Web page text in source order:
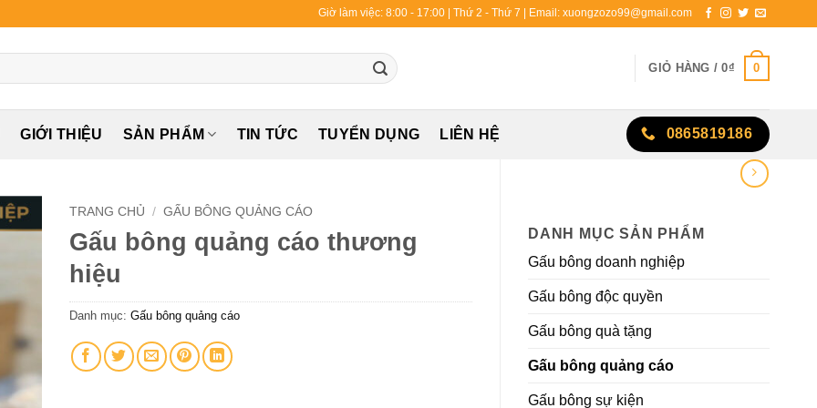
Giờ làm việc: 8:00 - 17:00 | Thứ 2 - Thứ 7 | Email: xuongzozo99@gmail.com
GIỎ HÀNG /0₫ 0
GIỚI THIỆU SẢN PHẨM TIN TỨC TUYỂN DỤNG LIÊN HỆ 0865819186
DANH MỤC SẢN PHẨM
Gấu bông doanh nghiệp
Gấu bông độc quyền
Gấu bông quà tặng
Gấu bông quảng cáo
Gấu bông sự kiện
TRANG CHỦ / GẤU BÔNG QUẢNG CÁO
Gấu bông quảng cáo thương
hiệu
Danh mục: Gấu bông quảng cáo